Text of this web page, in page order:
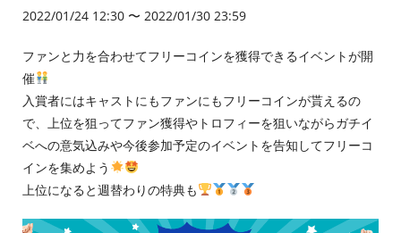
2022/01/24 12:30 〜 2022/01/30 23:59
ファンと力を合わせてフリーコインを獲得できるイベントが開
催
入賞者にはキャストにもファンにもフリーコインが貰えるの
で、上位を狙ってファン獲得やトロフィーを狙いながらガチイ
ベへの意気込みや今後参加予定のイベントを告知してフリーコ
インを集めよう
上位になると週替わりの特典も